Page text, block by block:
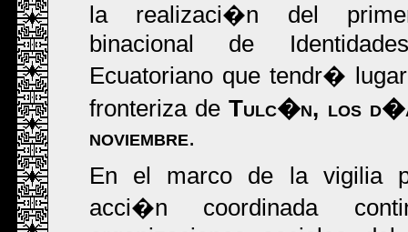
la realizaci�n del
binacional de
Ecuatoriano que tendr�
fronteriza deTulc�n, los
noviembre.
En el marco de la vigilia
acci�n coordinada